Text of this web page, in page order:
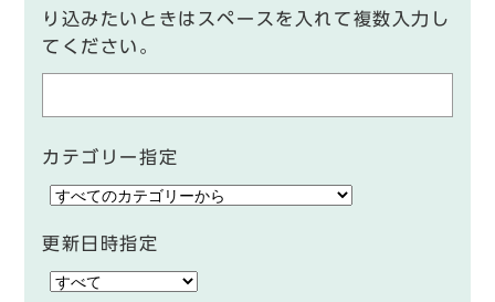
り込みたいときはスペースを入れて複数入力し
てください。
カテゴリー指定
更新日時指定